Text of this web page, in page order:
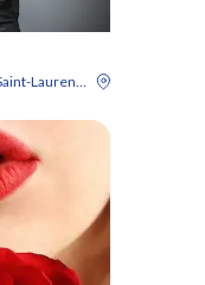
Saint-Laurent-du-Var